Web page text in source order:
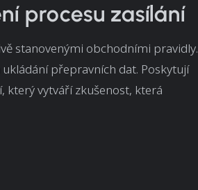
procesu zasílání
stanovenými obchodními pravidly.
přepravních dat. Poskytují
který vytváří zkušenost, která